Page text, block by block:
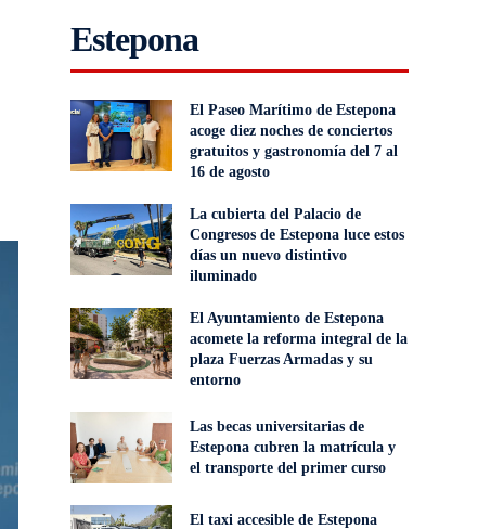
Estepona
El Paseo Marítimo de Estepona
acoge diez noches de conciertos
gratuitos y gastronomía del 7 al
16 de agosto
La cubierta del Palacio de
Congresos de Estepona luce estos
días un nuevo distintivo
iluminado
El Ayuntamiento de Estepona
acomete la reforma integral de la
plaza Fuerzas Armadas y su
entorno
Las becas universitarias de
Estepona cubren la matrícula y
el transporte del primer curso
El taxi accesible de Estepona